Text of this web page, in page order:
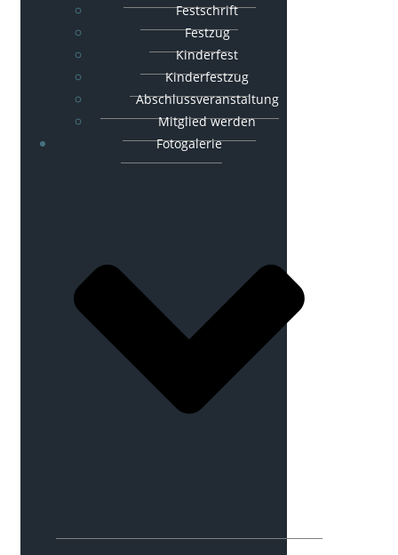
Festschrift
Festzug
Kinderfest
Kinderfestzug
Abschlussveranstaltung
Mitglied werden
Fotogalerie